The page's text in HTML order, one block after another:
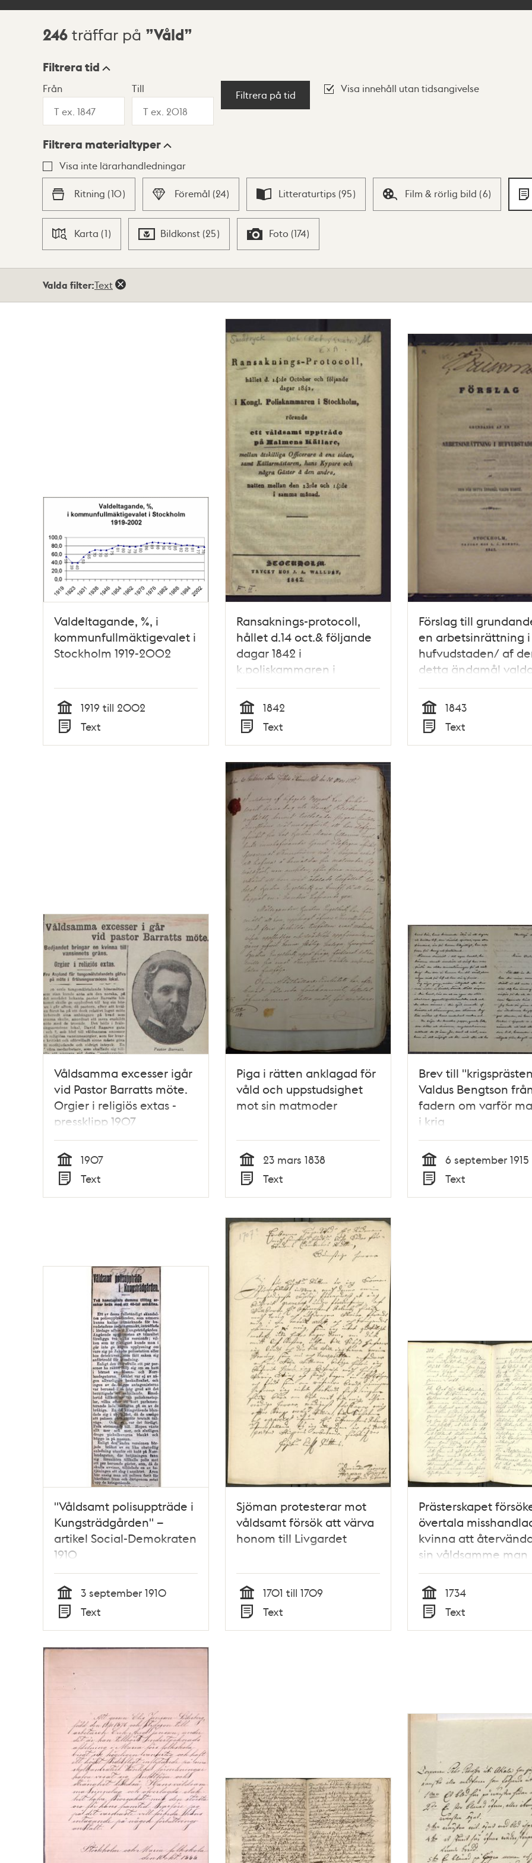
Sökresultat
246 träffar på Våld
Visningsläge
Lista Karta
Filtrera tid
Från Till
Filtrera på tid
Visa innehåll utan tidsangivelse
Filtrera materialtyper
Visa inte lärarhandledningar
Ritning (10) Föremål (24) Litteraturtips (95) Film & rörlig bild (6)
Karta (1) Bildkonst (25) Foto (174)
träffarValda filter:Text
Valdeltagande, %, i
kommunfullmäktigevalet i
Stockholm 1919-2002
Tid
1919 till 2002
Typ
Text
Ransaknings-protocoll,
hållet d.14 oct.& följande
dagar 1842 i
k.poliskammaren i
Stockholm, rörande ett
våldsamnt uppträde på
Malmens källare.
Tid
1842
Typ
Text
Förslag till
en arbetsinrättning i
hufvudstaden/ af
detta ändamål
komité
Tid
1843
Typ
Text
Våldsamma excesser igår
vid Pastor Barratts möte.
Orgier i religiös extas -
pressklipp 1907
Tid
1907
Typ
Text
Piga i rätten anklagad för
våld och uppstudsighet
mot sin matmoder
Tid
23 mars 1838
Typ
Text
Brev till
Valdus Bengtson
fadern om varför
i krig
Tid
6 september 1915
Typ
Text
"Våldsamt polisuppträde i
Kungsträdgården" –
artikel Social-Demokraten
1910
Tid
3 september 1910
Typ
Text
Sjöman protesterar mot
våldsamt försök att värva
honom till Livgardet
Tid
1701 till 1709
Typ
Text
Prästerskapet
övertala
kvinna att
sin våldsamme man
Tid
1734
Typ
Text